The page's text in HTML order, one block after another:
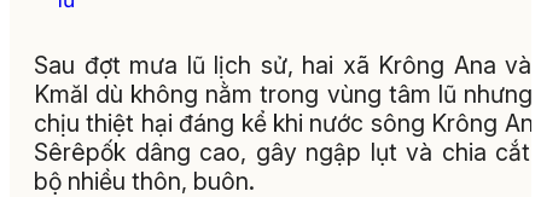
Sau đợt mưa lũ lịch sử, hai xã Krông Ana và
Kmăl dù không nằm trong vùng tâm lũ nhưng
chịu thiệt hại đáng kể khi nước sông Krông
Sêrêpốk dâng cao, gây ngập lụt và chia cắt
bộ nhiều thôn, buôn.